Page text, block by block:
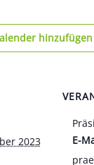
hinzufügen
2023
E-